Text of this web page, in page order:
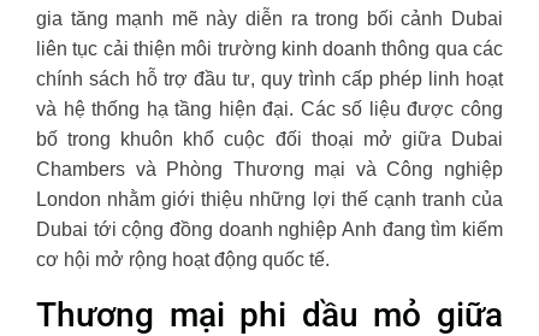
gia tăng mạnh mẽ này diễn ra trong bối cảnh Dubai
liên tục cải thiện môi trường kinh doanh thông qua các
chính sách hỗ trợ đầu tư, quy trình cấp phép linh hoạt
và hệ thống hạ tầng hiện đại. Các số liệu được công
bố trong khuôn khổ cuộc đối thoại mở giữa Dubai
Chambers và Phòng Thương mại và Công nghiệp
London nhằm giới thiệu những lợi thế cạnh tranh của
Dubai tới cộng đồng doanh nghiệp Anh đang tìm kiếm
cơ hội mở rộng hoạt động quốc tế.
Thương mại phi dầu mỏ giữa